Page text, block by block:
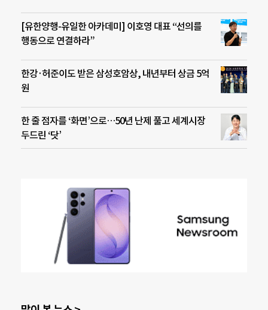
[유한양행-유일한 아카데미] 이호영 대표 “선의를
행동으로 연결하라”
한강·허준이도 받은 삼성호암상, 내년부터 상금 5억
원
한 줄 점자를 ‘화면’으로…50년 난제 풀고 세계시장
두드린 ‘닷’